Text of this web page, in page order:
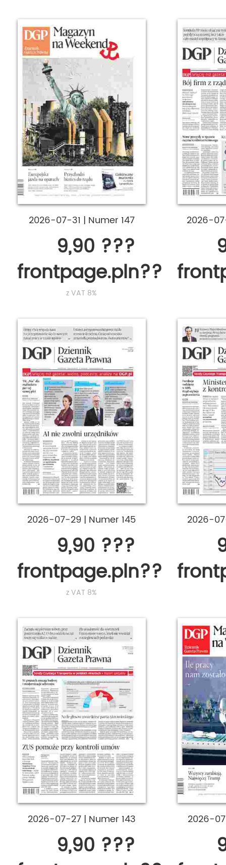
2026-07-31 | Numer 147
9,90 ???
frontpage.pln???
z VAT 8%
2026-
2026-07-29 | Numer 145
9,90 ???
frontpage.pln???
z VAT 8%
2026-
2026-07-27 | Numer 143
9,90 ???
2026-